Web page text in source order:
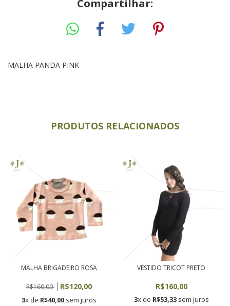
Compartilhar:
MALHA PANDA PINK
PRODUTOS RELACIONADOS
MALHA BRIGADEIRO ROSA
R$160,00 R$120,00
3x de R$40,00sem juros
VESTIDO TRICOT PRETO
R$160,00
3x de R$53,33sem juros